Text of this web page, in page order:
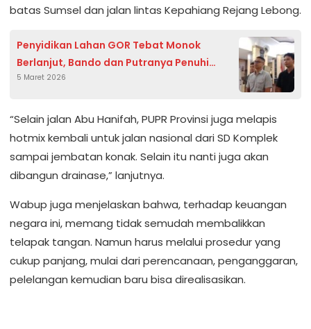
batas Sumsel dan jalan lintas Kepahiang Rejang Lebong.
Penyidikan Lahan GOR Tebat Monok
Berlanjut, Bando dan Putranya Penuhi
Panggilan Kejari Kepahiang
5 Maret 2026
“Selain jalan Abu Hanifah, PUPR Provinsi juga melapis
hotmix kembali untuk jalan nasional dari SD Komplek
sampai jembatan konak. Selain itu nanti juga akan
dibangun drainase,” lanjutnya.
Wabup juga menjelaskan bahwa, terhadap keuangan
negara ini, memang tidak semudah membalikkan
telapak tangan. Namun harus melalui prosedur yang
cukup panjang, mulai dari perencanaan, penganggaran,
pelelangan kemudian baru bisa direalisasikan.